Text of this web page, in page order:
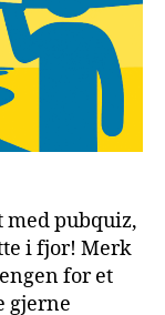
med pubquiz,
i fjor! Merk
for et
gjerne